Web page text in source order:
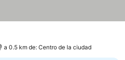
a 0.5 km de: Centro de la ciudad